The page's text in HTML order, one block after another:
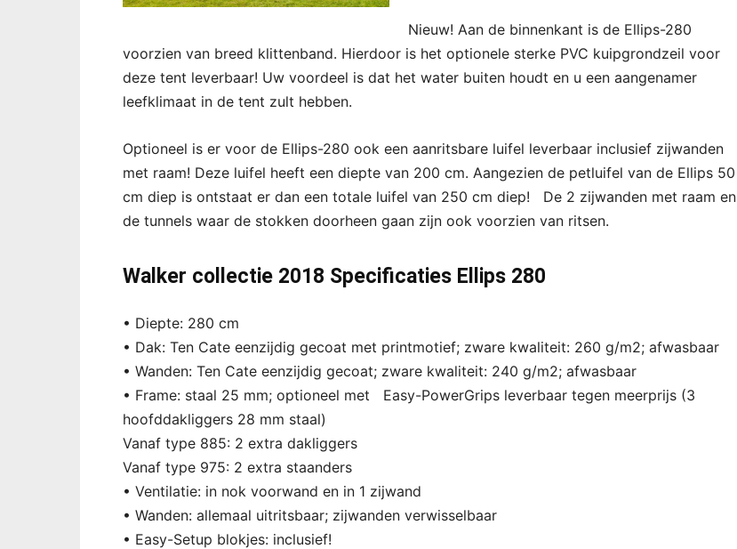
Nieuw! Aan de binnenkant is de Ellips-280
voorzien van breed klittenband. Hierdoor is het optionele sterke PVC kuipgrondzeil voor
deze tent leverbaar! Uw voordeel is dat het water buiten houdt en u een aangenamer
leefklimaat in de tent zult hebben.
Optioneel is er voor de Ellips-280 ook een aanritsbare luifel leverbaar inclusief zijwanden
met raam! Deze luifel heeft een diepte van 200 cm. Aangezien de petluifel van de Ellips 50
cm diep is ontstaat er dan een totale luifel van 250 cm diep! De 2 zijwanden met raam en
de tunnels waar de stokken doorheen gaan zijn ook voorzien van ritsen.
Walker collectie 2018 Specificaties Ellips 280
• Diepte: 280 cm
• Dak: Ten Cate eenzijdig gecoat met printmotief; zware kwaliteit: 260 g/m2; afwasbaar
• Wanden: Ten Cate eenzijdig gecoat; zware kwaliteit: 240 g/m2; afwasbaar
• Frame: staal 25 mm; optioneel met Easy-PowerGrips leverbaar tegen meerprijs (3
hoofddakliggers 28 mm staal)
Vanaf type 885: 2 extra dakliggers
Vanaf type 975: 2 extra staanders
• Ventilatie: in nok voorwand en in 1 zijwand
• Wanden: allemaal uitritsbaar; zijwanden verwisselbaar
• Easy-Setup blokjes: inclusief!